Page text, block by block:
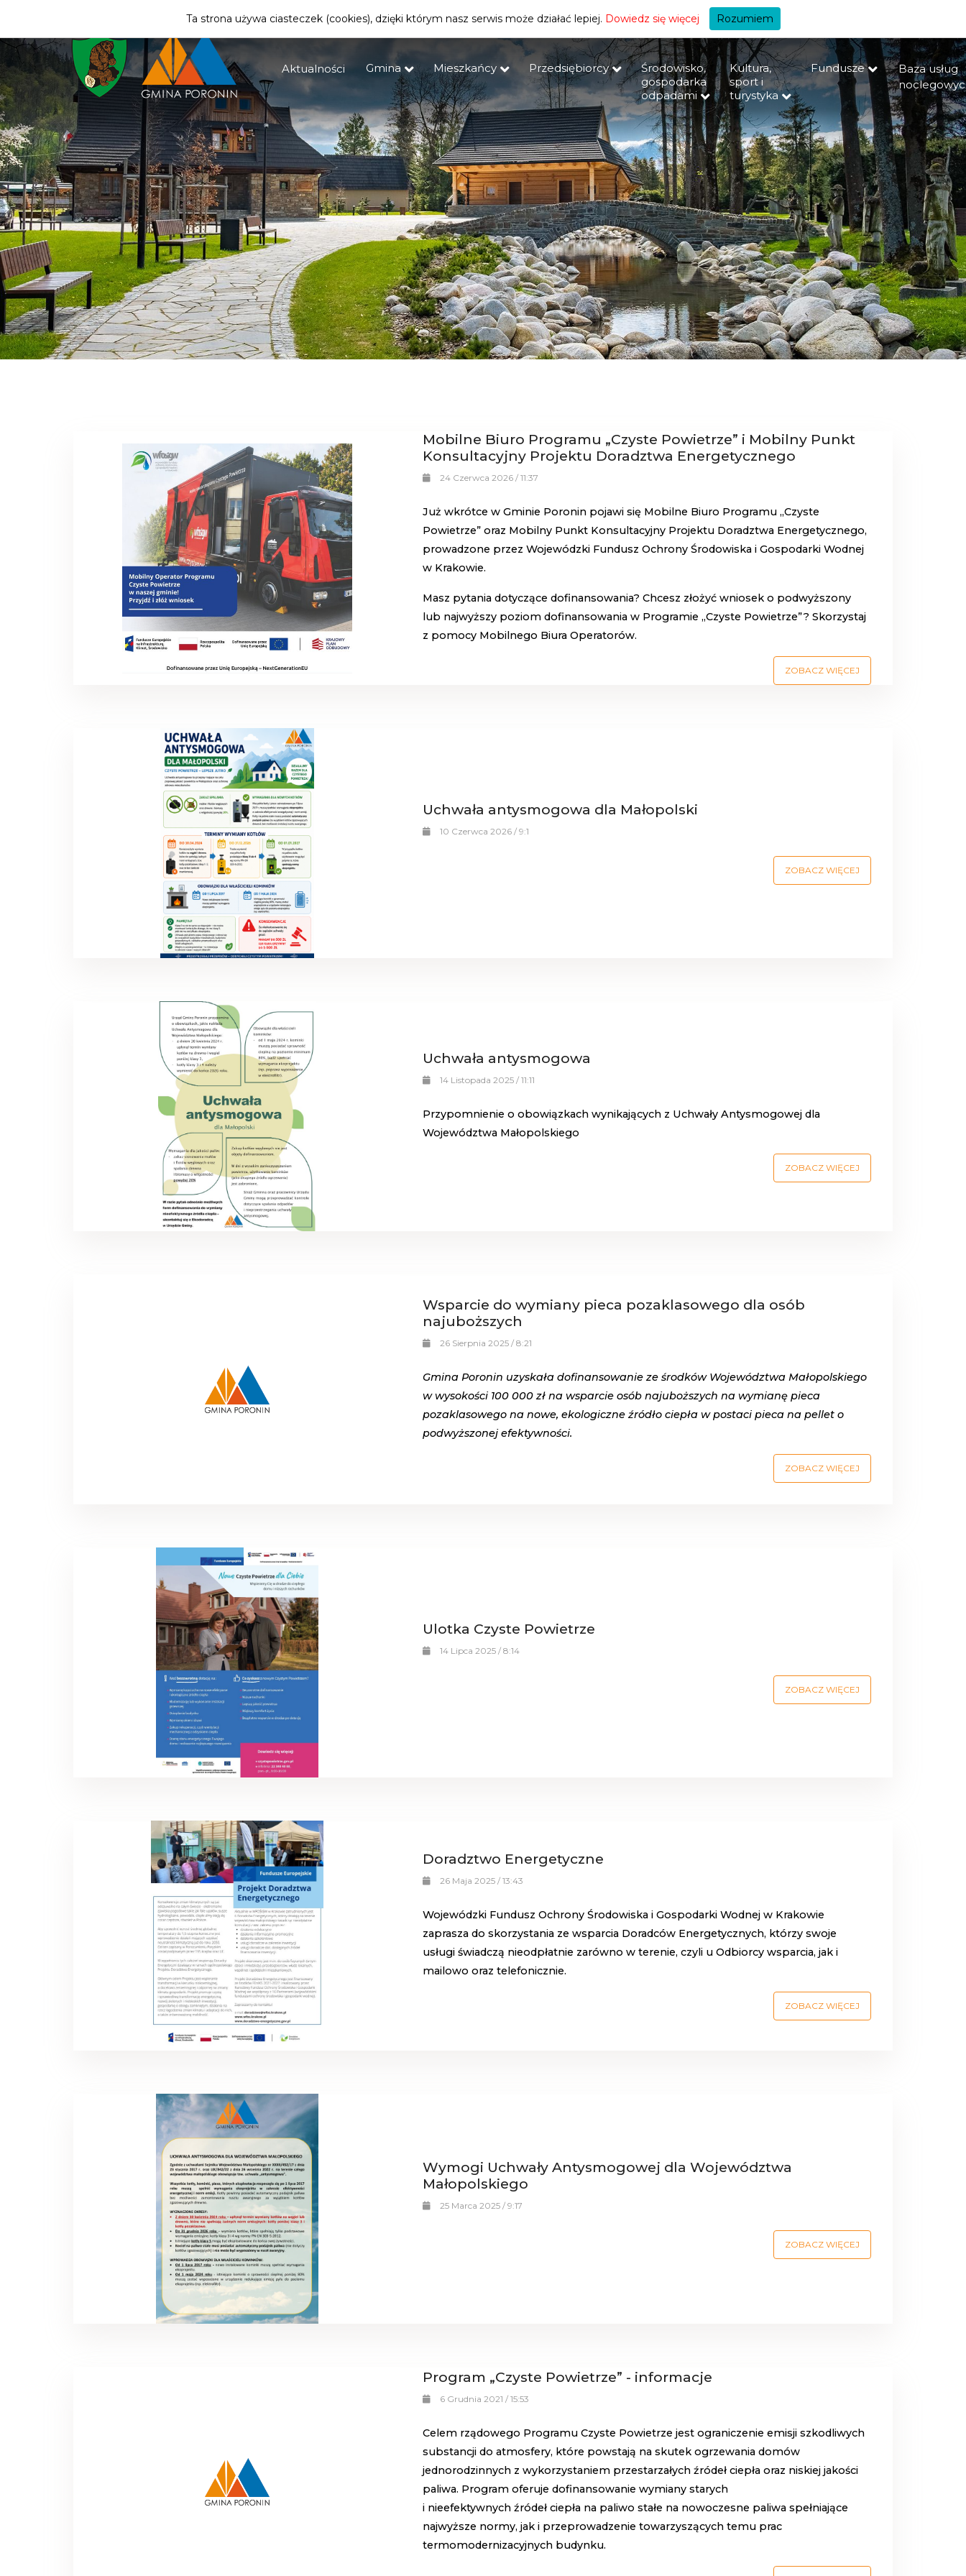
| MIESZKANIEC +A
Aktualności Gmina Mieszkańcy Przedsiębiorcy
Środowisko,
gospodarka
odpadami
Kultura,
sport i
turystyka
Fundusze
Baza usług
Mobilne Biuro Programu „Czyste Powietrze” i Mobilny Punkt
Konsultacyjny Projektu Doradztwa Energetycznego
24 Czerwca 2026 / 11:37
Już wkrótce w Gminie Poronin pojawi się Mobilne Biuro Programu „Czyste
Powietrze” oraz Mobilny Punkt Konsultacyjny Projektu Doradztwa Energetycznego,
prowadzone przez Wojewódzki Fundusz Ochrony Środowiska i Gospodarki Wodnej
w Krakowie.
Masz pytania dotyczące dofinansowania? Chcesz złożyć wniosek o podwyższony
lub najwyższy poziom dofinansowania w Programie „Czyste Powietrze”? Skorzystaj
z pomocy Mobilnego Biura Operatorów.
ZOBACZ WIĘCEJ
Uchwała antysmogowa dla Małopolski
10 Czerwca 2026 / 9:1
ZOBACZ WIĘCEJ
Uchwała antysmogowa
14 Listopada 2025 / 11:11
Przypomnienie o obowiązkach wynikających z Uchwały Antysmogowej dla
Województwa Małopolskiego
ZOBACZ WIĘCEJ
Wsparcie do wymiany pieca pozaklasowego dla osób
najuboższych
26 Sierpnia 2025 / 8:21
Gmina Poronin uzyskała dofinansowanie ze środków Województwa Małopolskiego
w wysokości 100 000 zł na wsparcie osób najuboższych na wymianę pieca
pozaklasowego na nowe, ekologiczne źródło ciepła w postaci pieca na pellet o
podwyższonej efektywności.
ZOBACZ WIĘCEJ
Ulotka Czyste Powietrze
14 Lipca 2025 / 8:14
ZOBACZ WIĘCEJ
Doradztwo Energetyczne
26 Maja 2025 / 13:43
Wojewódzki Fundusz Ochrony Środowiska i Gospodarki Wodnej w Krakowie
zaprasza do skorzystania ze wsparcia Doradców Energetycznych, którzy swoje
usługi świadczą nieodpłatnie zarówno w terenie, czyli u Odbiorcy wsparcia, jak i
mailowo oraz telefonicznie.
ZOBACZ WIĘCEJ
Wymogi Uchwały Antysmogowej dla Województwa
Małopolskiego
25 Marca 2025 / 9:17
ZOBACZ WIĘCEJ
Program „Czyste Powietrze” - informacje
6 Grudnia 2021 / 15:53
Celem rządowego Programu Czyste Powietrze jest ograniczenie emisji szkodliwych
substancji do atmosfery, które powstają na skutek ogrzewania domów
jednorodzinnych z wykorzystaniem przestarzałych źródeł ciepła oraz niskiej jakości
paliwa. Program oferuje dofinansowanie wymiany starych
i nieefektywnych źródeł ciepła na paliwo stałe na nowoczesne paliwa spełniające
najwyższe normy, jak i przeprowadzenie towarzyszących temu prac
termomodernizacyjnych budynku.
Ta strona używa ciasteczek (cookies), dzięki którym nasz serwis może działać lepiej. Dowiedz się więcej Rozumiem